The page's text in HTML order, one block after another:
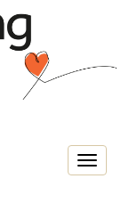
Toggle